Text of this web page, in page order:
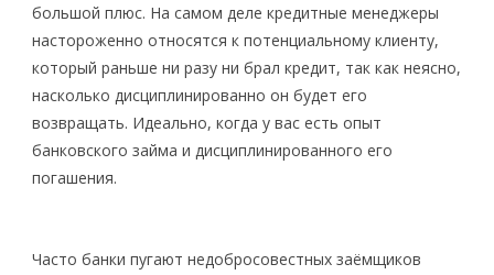
большой плюс. На самом деле кредитные менеджеры
настороженно относятся к потенциальному клиенту,
который раньше ни разу ни брал кредит, так как неясно,
насколько дисциплинированно он будет его
возвращать. Идеально, когда у вас есть опыт
банковского займа и дисциплинированного его
погашения.
Часто банки пугают недобросовестных заёмщиков